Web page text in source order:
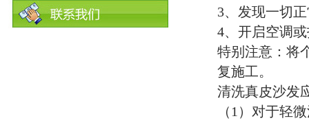
3、发现一切
4、开启空调
特别注意：将
复施工。
清洗真皮沙发
（1）对于轻